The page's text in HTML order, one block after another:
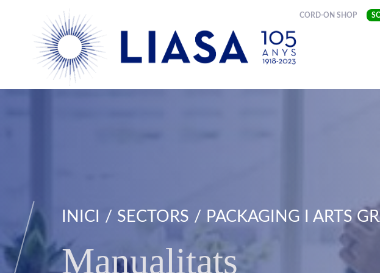
CORD-ON SHOP
INICI SECTORS PACKAGING I ARTS
Manualitats